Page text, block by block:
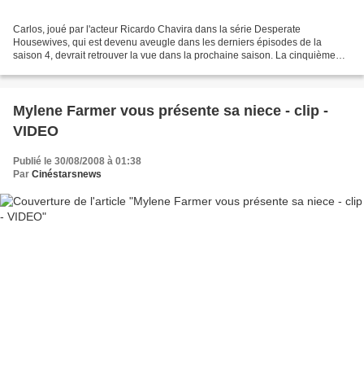
Carlos, joué par l'acteur Ricardo Chavira dans la série Desperate
Housewives, qui est devenu aveugle dans les derniers épisodes de la
saison 4, devrait retrouver la vue dans la prochaine saison. La cinquième
Mylene Farmer vous présente sa niece - clip -
VIDEO
Publié le 30/08/2008 à 01:38
Par Cinéstarsnews